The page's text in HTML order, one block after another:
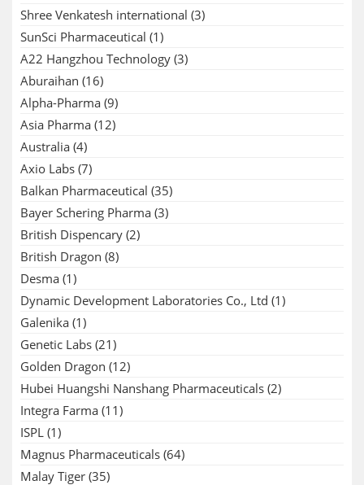
Shree Venkatesh international (3)
SunSci Pharmaceutical (1)
A22 Hangzhou Technology (3)
Aburaihan (16)
Alpha-Pharma (9)
Asia Pharma (12)
Australia (4)
Axio Labs (7)
Balkan Pharmaceutical (35)
Bayer Schering Pharma (3)
British Dispencary (2)
British Dragon (8)
Desma (1)
Dynamic Development Laboratories Co., Ltd (1)
Galenika (1)
Genetic Labs (21)
Golden Dragon (12)
Hubei Huangshi Nanshang Pharmaceuticals (2)
Integra Farma (11)
ISPL (1)
Magnus Pharmaceuticals (64)
Malay Tiger (35)